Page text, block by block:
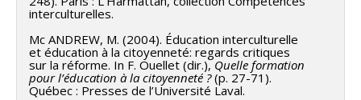
interculturelles.
Mc ANDREW, M. (2004). Éducation interculturelle
et éducation à la citoyenneté: regards critiques
sur la réforme. In F. Ouellet (dir.),Quelle formation
pour l’éducation à la citoyenneté ?(p. 27-71).
Québec : Presses de l’Université Laval.